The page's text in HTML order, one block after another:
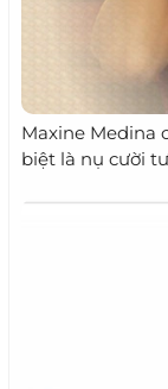
Maxine Medina
biệt là nụ cười